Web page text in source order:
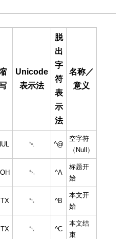
Unicode
表示法
脱
出
字
符
表
示
法
名称／
意义
␀ ^@
空字符
（Null）
␁ ^A
标题开
始
␂ ^B
本文开
始
␃ ^C
本文结
束